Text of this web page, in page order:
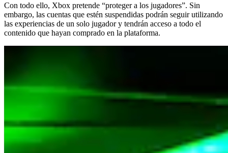
Con todo ello, Xbox pretende “proteger a los jugadores”. Sin
embargo, las cuentas que estén suspendidas podrán seguir utilizando
las experiencias de un solo jugador y tendrán acceso a todo el
contenido que hayan comprado en la plataforma.